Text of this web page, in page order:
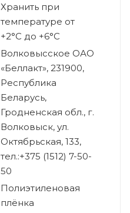
Хранить при
температуре от
+2°С до +6°С
Волковысское ОАО
«Беллакт», 231900,
Республика
Беларусь,
Гродненская обл., г.
Волковыск, ул.
Октябрьская, 133,
тел.:+375 (1512) 7-50-
50
Полиэтиленовая
плёнка